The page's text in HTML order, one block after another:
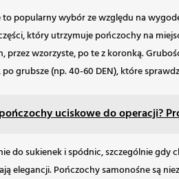
to popularny wybór ze względu na
który utrzymuje pończochy na
przez wzorzyste, po te z koronką.
grubsze (np. 40-60 DEN), które
uciskowe do operacji?
do sukienek i spódnic, szczególnie
elegancji. Pończochy samonośne są